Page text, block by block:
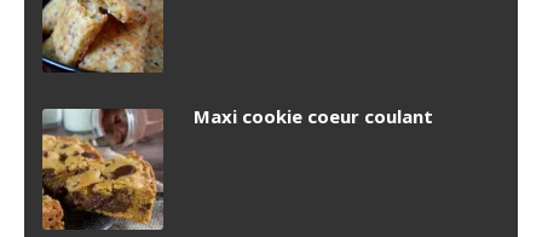
Maxi cookie coeur coulant